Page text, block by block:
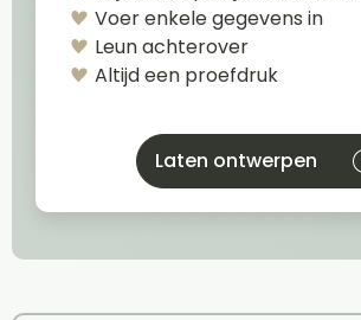
Voer enkele gegevens in
Leun achterover
Altijd een proefdruk
Laten ontwerpen